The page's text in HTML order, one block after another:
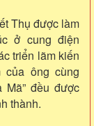
Thụ được làm
ở cung điện
triển lãm kiến
ông cùng
Mã” đều được
thành.